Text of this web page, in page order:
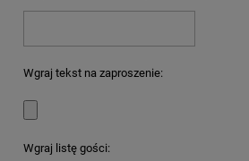
Wgraj tekst na zaproszenie:
Wgraj listę gości: